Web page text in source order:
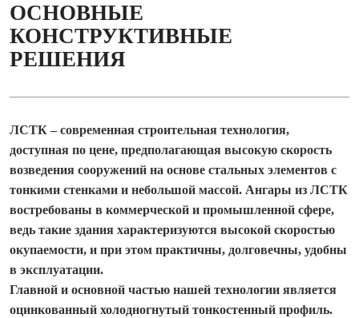
ОСНОВНЫЕ
КОНСТРУКТИВНЫЕ
РЕШЕНИЯ
ЛСТК – современная строительная технология,
доступная по цене, предполагающая высокую скорость
возведения сооружений на основе стальных элементов с
тонкими стенками и небольшой массой. Ангары из ЛСТК
востребованы в коммерческой и промышленной сфере,
ведь такие здания характеризуются высокой скоростью
окупаемости, и при этом практичны, долговечны, удобны
в эксплуатации.
Главной и основной частью нашей технологии является
оцинкованный холодногнутый тонкостенный профиль.